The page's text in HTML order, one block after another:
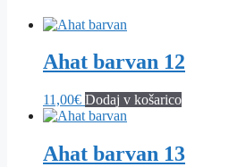
Ahat barvan 12
11,00€ Dodaj v košarico
Ahat barvan 13